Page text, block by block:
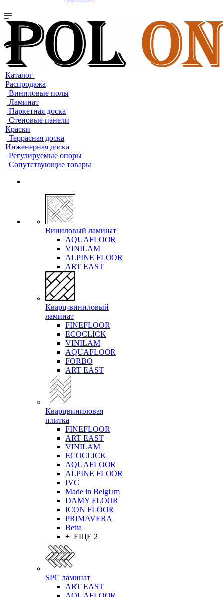
Каталог
Распродажа
Виниловые полы
Ламинат
Паркетная доска
Стеновые панели
Краски
Террасная доска
Инженерная доска
Регулируемые опоры
Сопутствующие товары
Виниловый ламинат
AQUAFLOOR
VINILAM
ALPINE FLOOR
ART EAST
Кварц-виниловый
ламинат
FINEFLOOR
ECOCLICK
VINILAM
AQUAFLOOR
FORBO
ART EAST
Кварцвиниловая
плитка
FINEFLOOR
ART EAST
VINILAM
ECOCLICK
AQUAFLOOR
ALPINE FLOOR
IVC
Made in Belgium
DAMY FLOOR
ICON FLOOR
PRIMAVERA
Betta
+ ЕЩЕ 2
SPC ламинат
ART EAST
AQUAFLOOR